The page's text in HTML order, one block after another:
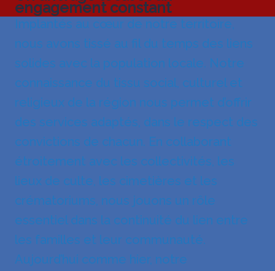
engagement constant
Implantés au cœur de notre territoire,
nous avons tissé au fil du temps des liens
solides avec la population locale. Notre
connaissance du tissu social, culturel et
religieux de la région nous permet d’offrir
des services adaptés, dans le respect des
convictions de chacun. En collaborant
étroitement avec les collectivités, les
lieux de culte, les cimetières et les
crématoriums, nous jouons un rôle
essentiel dans la continuité du lien entre
les familles et leur communauté.
Aujourd’hui comme hier, notre